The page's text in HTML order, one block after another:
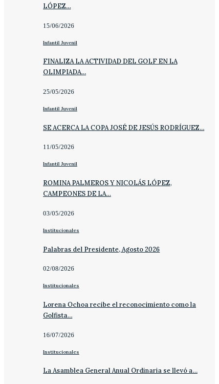
LÓPEZ…
15/06/2026
Infantil Juvenil
FINALIZA LA ACTIVIDAD DEL GOLF EN LA
OLIMPIADA…
25/05/2026
Infantil Juvenil
SE ACERCA LA COPA JOSÉ DE JESÚS RODRÍGUEZ…
11/05/2026
Infantil Juvenil
ROMINA PALMEROS Y NICOLÁS LÓPEZ,
CAMPEONES DE LA…
03/05/2026
Institucionales
Palabras del Presidente, Agosto 2026
02/08/2026
Institucionales
Lorena Ochoa recibe el reconocimiento como la
Golfista…
16/07/2026
Institucionales
La Asamblea General Anual Ordinaria se llevó a…